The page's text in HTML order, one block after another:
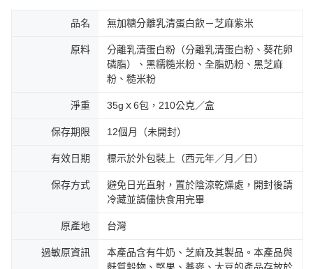
品名 無加糖分離乳清蛋白飲－芝麻紫米
原料
分離乳清蛋白粉（分離乳清蛋白粉、葵花卵
磷脂）、黑糯糙米粉、全脂奶粉、黑芝麻
粉、糙米粉
淨重 35gｘ6包，210公克／盒
保存期限 12個月（未開封）
有效日期 標示於外包裝上（西元年／月／日）
保存方式
避免日光直射，置於陰涼乾燥處，開封後請
冷藏並請儘快食用完畢
原產地 台灣
過敏原資訊
本產品含有牛奶、芝麻及其製品。本產品與